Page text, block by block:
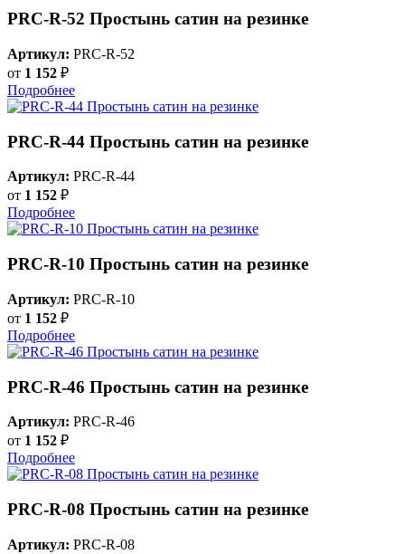
PRC-R-52 Простынь сатин на резинке
Артикул: PRC-R-52
от 1 152 ₽
Подробнее
PRC-R-44 Простынь сатин на резинке
Артикул: PRC-R-44
от 1 152 ₽
Подробнее
PRC-R-10 Простынь сатин на резинке
Артикул: PRC-R-10
от 1 152 ₽
Подробнее
PRC-R-46 Простынь сатин на резинке
Артикул: PRC-R-46
от 1 152 ₽
Подробнее
PRC-R-08 Простынь сатин на резинке
Артикул: PRC-R-08